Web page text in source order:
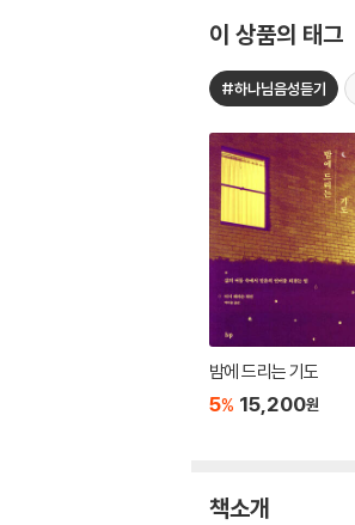
이 상품의 태그
#하나님음성듣기
밤에 드리는 기도
5% 15,200원
책소개